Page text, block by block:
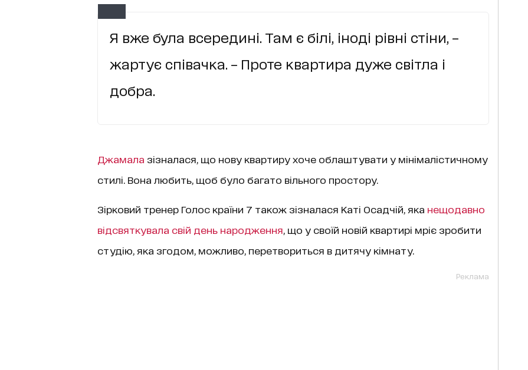
Я вже була всередині. Там є білі, іноді рівні стіни, –
жартує співачка. – Проте квартира дуже світла і
добра.
Джамала зізналася, що нову квартиру хоче облаштувати у мінімалістичному
стилі. Вона любить, щоб було багато вільного простору.
Зірковий тренер Голос країни 7 також зізналася Каті Осадчій, яка нещодавно
відсвяткувала свій день народження , що у своїй новій квартирі мріє зробити
студію, яка згодом, можливо, перетвориться в дитячу кімнату.
Реклама